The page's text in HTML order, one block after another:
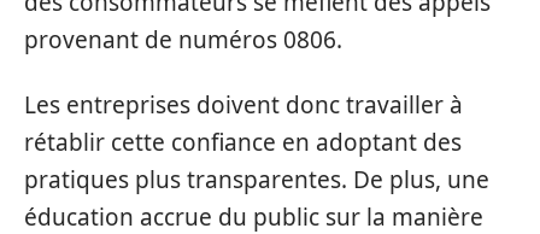
provenant de numéros 0806.
Les entreprises doivent donc travailler à
rétablir cette confiance en adoptant des
pratiques plus transparentes. De plus, une
éducation accrue du public sur la manière